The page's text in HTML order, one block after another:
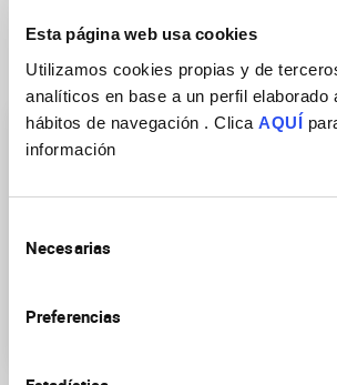
Esta página web usa cookies
Utilizamos cookies propias y de
analíticos en base a un perfil elaborado
hábitos de navegación . Clica AQUÍ
información
Necesarias
Preferencias
Grupos de Investigación
Mecanismos moleculares
enfermedad de Alzheimer
y otras demencias